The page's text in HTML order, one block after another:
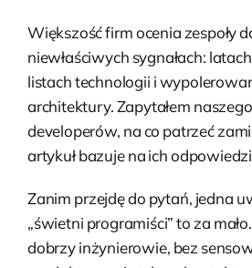
Większość firm ocenia zespoły
niewłaściwych sygnałach:
listach technologii i
architektury. Zapytałem
developerów, na co patrzeć
artykuł bazuje na ich
Zanim przejdę do pytań, jedna
„świetni programiści” to za
dobrzy inżynierowie, bez